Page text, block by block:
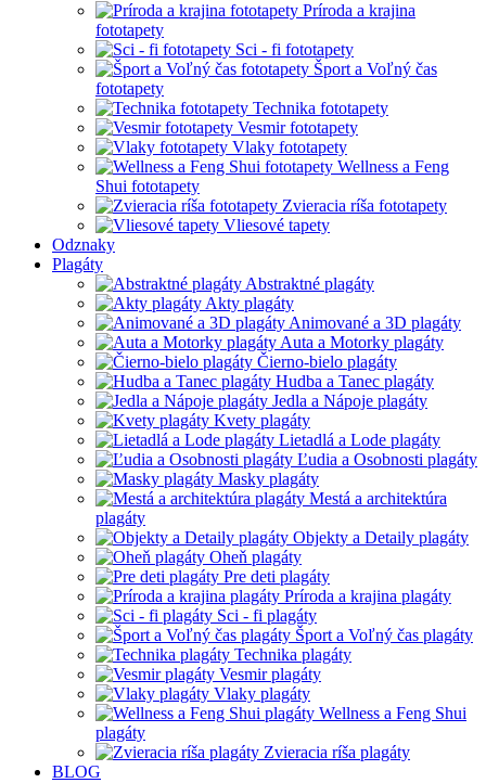
Príroda a krajina
fototapety
Sci - fi fototapety
Šport a Voľný čas
fototapety
Technika fototapety
Vesmir fototapety
Vlaky fototapety
Wellness a Feng
Shui fototapety
Zvieracia ríša fototapety
Vliesové tapety
Odznaky
Plagáty
Abstraktné plagáty
Akty plagáty
Animované a 3D plagáty
Auta a Motorky plagáty
Čierno-bielo plagáty
Hudba a Tanec plagáty
Jedla a Nápoje plagáty
Kvety plagáty
Lietadlá a Lode plagáty
Ľudia a Osobnosti plagáty
Masky plagáty
Mestá a architektúra
plagáty
Objekty a Detaily plagáty
Oheň plagáty
Pre deti plagáty
Príroda a krajina plagáty
Sci - fi plagáty
Šport a Voľný čas plagáty
Technika plagáty
Vesmir plagáty
Vlaky plagáty
Wellness a Feng Shui
plagáty
Zvieracia ríša plagáty
BLOG